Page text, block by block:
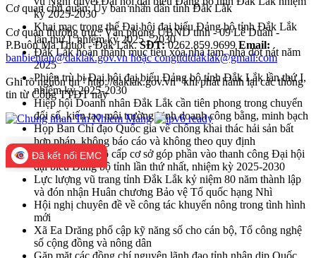
kỳ 2025-2030
Khai mạc trọng thể Đại hội đại biểu Đảng bộ tỉnh Đắk Lắk
lần thứ I, nhiệm kỳ 2025 - 2030
Đắk Lắk hoàn thành mục tiêu xóa nhà tạm, nhà dột nát năm
2025
Phiên trù bị Đại hội đại biểu Đảng bộ tỉnh Đắk Lắk lần thứ I,
nhiệm kỳ 2025-2030
Hiệp hội Doanh nhân Đắk Lắk cần tiên phong trong chuyển
đổi số, kiến tạo môi trường kinh doanh công bằng, minh bạch
Họp Ban Chỉ đạo Quốc gia về chống khai thác hải sản bất
hợp pháp, không báo cáo và không theo quy định
Đại hội Đảng bộ cấp cơ sở góp phần vào thanh công Đại hội
đại biểu Đảng bộ tỉnh lần thứ nhất, nhiệm kỳ 2025-2030
Lực lượng vũ trang tỉnh Đắk Lắk kỷ niệm 80 năm thành lập
và đón nhận Huân chương Bảo vệ Tổ quốc hạng Nhì
Hội nghị chuyên đề về công tác khuyến nông trong tình hình
mới
Xã Ea Drăng phổ cập kỹ năng số cho cán bộ, Tổ công nghệ
số cộng đồng và nông dân
Cơ quan chủ quản: Ủy ban nhân dân tỉnh Đắk Lắk
Cơ quan thường trực: Văn phòng UBND tỉnh - 09 Lê Duẩn -
P.Buôn Ma Thuột - Đắk Lắk.SĐT:0262.859.9699 Email:
banbientap@daklak.gov.vn hoặc congttdtdaklak@gmail.com
Ghi rõ nguồn tin "http://daklak.gov.vn" khi phát hành lại các thông
tin từ Cổng TTĐT này
Đã kết nối EMC